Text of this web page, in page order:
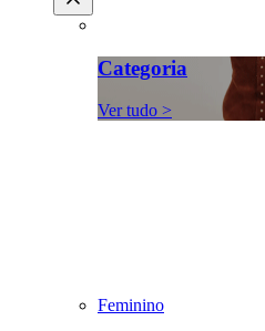
Categoria
Ver tudo >
Feminino